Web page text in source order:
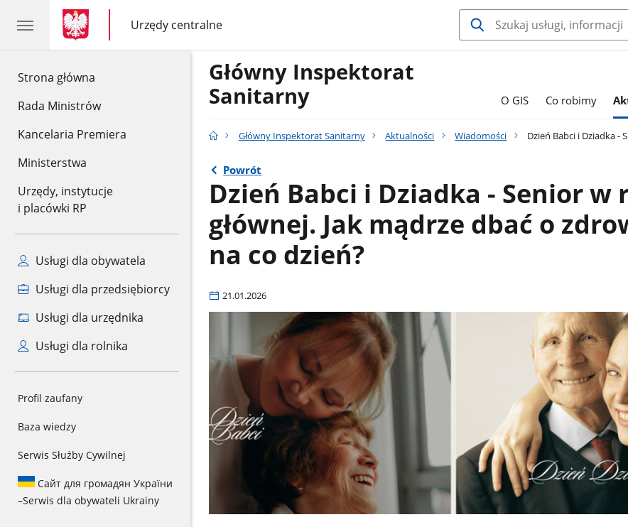
Strona główna
Rada Ministrów
Kancelaria Premiera
Ministerstwa
Urzędy, instytucje
i placówki RP
Usługi dla obywatela
Usługi dla przedsiębiorcy
Usługi dla urzędnika
Usługi dla rolnika
Profil zaufany
Baza wiedzy
Serwis Służby Cywilnej
Сайт для громадян України
–Serwis dla obywateli Ukrainy
gov.pl
gov.pl
Urzędy centralne
gov.pl
Urzędy
centralne
Główny Inspektorat
Sanitarny
O GIS Co robimy
Główny Inspektorat Sanitarny Aktualności Wiadomości Dzień Babci i Dziadka -
Powrót
Dzień Babci i Dziadka - Senior w
głównej. Jak mądrze dbać o
na co dzień?
21.01.2026